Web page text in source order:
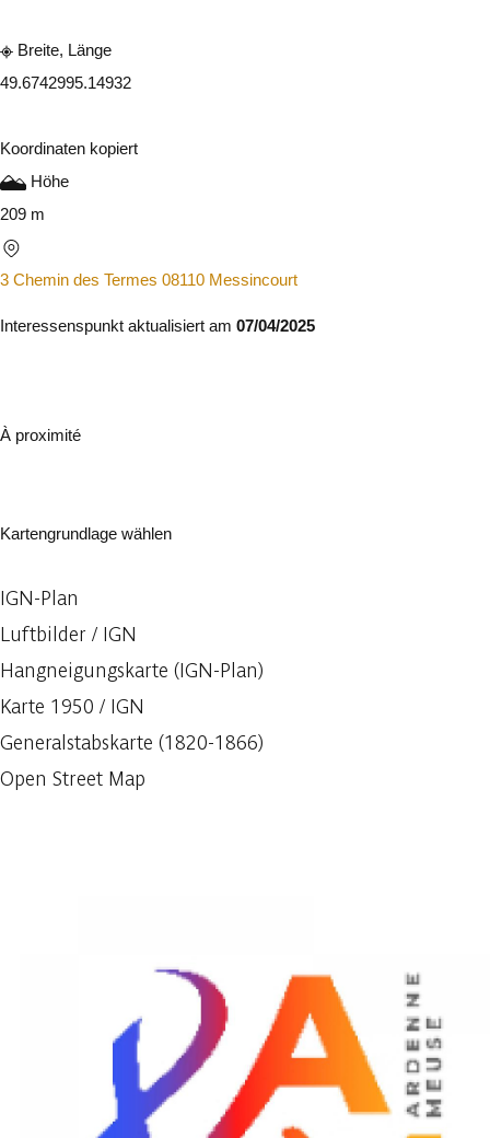
Breite, Länge
49.6742995.14932
Koordinaten kopiert
Höhe
209 m
3 Chemin des Termes 08110 Messincourt
Interessenspunkt aktualisiert am 07/04/2025
À proximité
Kartengrundlage wählen
IGN-Plan
Luftbilder / IGN
Hangneigungskarte (IGN-Plan)
Karte 1950 / IGN
Generalstabskarte (1820-1866)
Open Street Map